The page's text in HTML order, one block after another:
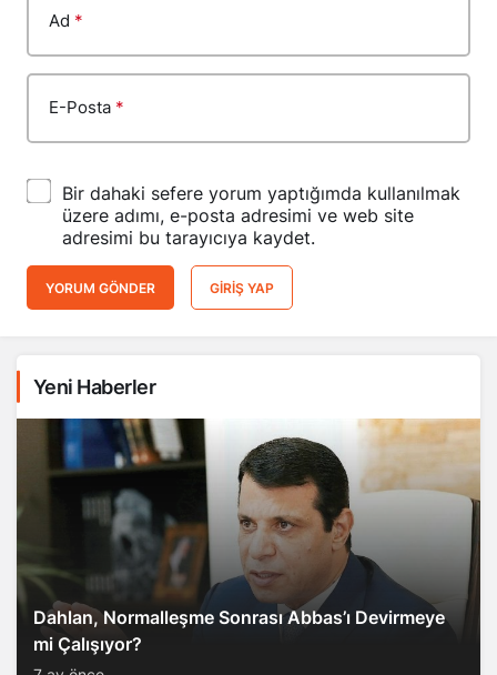
Ad *
E-Posta *
Bir dahaki sefere yorum yaptığımda kullanılmak
üzere adımı, e-posta adresimi ve web site
adresimi bu tarayıcıya kaydet.
YORUM GÖNDER GIRIŞ YAP
Yeni Haberler
Dahlan, Normalleşme Sonrası Abbas’ı Devirmeye
mi Çalışıyor?
7 ay önce